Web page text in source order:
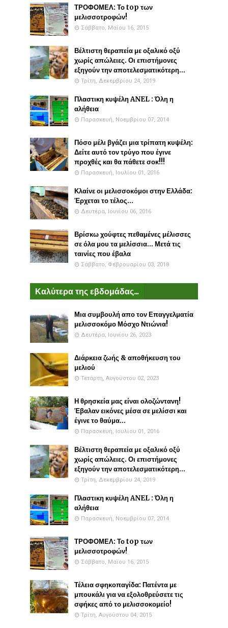
ΤΡΟΦΟΜΕΛ: Το top των
μελισσοτροφών!
Σάββατο, Μαΐου 16, 2015
Βέλτιστη θεραπεία με οξαλικό οξύ
χωρίς απώλειες. Οι επιστήμονες
εξηγούν την αποτελεσματικότερη...
Τρίτη, Δεκεμβρίου 24, 2019
Πλαστικη κυψέλη ANEL : Όλη η
αλήθεια
Παρασκευή, Νοεμβρίου 07, 2014
Πόσο μέλι βγάζει μια τρίπατη κυψέλη:
Δείτε αυτό τον τρύγο που έγινε
προχθές και θα πάθετε σοκ!!!
Παρασκευή, Ιουλίου 01, 2016
Κλαίνε οι μελισσοκόμοι στην Ελλάδα:
Έρχεται το τέλος...
Δευτέρα, Ιουνίου 06, 2016
Βρίσκω χούφτες πεθαμένες μέλισσες
σε όλα μου τα μελίσσια... Μετά τις
ταινίες που έβαλα
Σάββατο, Φεβρουαρίου 03, 2018
Καλύτερα της εβδομάδας...
Μια συμβουλή απο τον Επαγγελματία
μελισσοκόμο Μόσχο Ντιώνια!
Δευτέρα, Ιουνίου 26, 2023
Διάρκεια ζωής & αποθήκευση του
μελιού
Τετάρτη, Αυγούστου 02, 2023
Η θρησκεία μας είναι ολοζώντανη!
Έβαλαν εικόνες μέσα σε μελίσσι και
έγινε το θαύμα...
Παρασκευή, Ιουλίου 01, 2016
Βέλτιστη θεραπεία με οξαλικό οξύ
χωρίς απώλειες. Οι επιστήμονες
εξηγούν την αποτελεσματικότερη...
Τρίτη, Δεκεμβρίου 24, 2019
Πλαστικη κυψέλη ANEL : Όλη η
αλήθεια
Παρασκευή, Νοεμβρίου 07, 2014
ΤΡΟΦΟΜΕΛ: Το top των
μελισσοτροφών!
Σάββατο, Μαΐου 16, 2015
Τέλεια σφηκοπαγίδα: Πατέντα με
μπουκάλι για να εξολοθρεύσετε τις
σφήκες από το μελισσοκομείο!
Τρίτη, Αυγούστου 04, 2015